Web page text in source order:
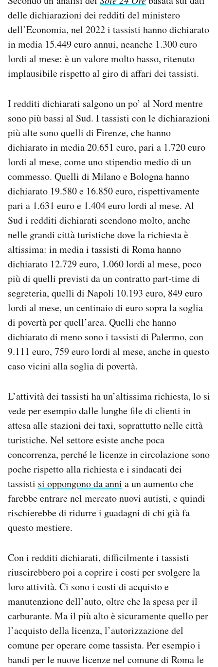
AREA PERSONALE
Area Personale
Notifiche mobile
Hai bisogno di aiuto?
Esci
delle dichiarazioni dei redditi del ministero
dell’Economia, nel 2022 i tassisti hanno dichiarato
in media 15.449 euro annui, neanche 1.300 euro
lordi al mese: è un valore molto basso, ritenuto
implausibile rispetto al giro di affari dei tassisti.
I redditi dichiarati salgono un po’ al Nord mentre
sono più bassi al Sud. I tassisti con le dichiarazioni
più alte sono quelli di Firenze, che hanno
dichiarato in media 20.651 euro, pari a 1.720 euro
lordi al mese, come uno stipendio medio di un
commesso. Quelli di Milano e Bologna hanno
dichiarato 19.580 e 16.850 euro, rispettivamente
pari a 1.631 euro e 1.404 euro lordi al mese. Al
Sud i redditi dichiarati scendono molto, anche
nelle grandi città turistiche dove la richiesta è
altissima: in media i tassisti di Roma hanno
dichiarato 12.729 euro, 1.060 lordi al mese, poco
più di quelli previsti da un contratto part-time di
segreteria, quelli di Napoli 10.193 euro, 849 euro
lordi al mese, un centinaio di euro sopra la soglia
di povertà per quell’area. Quelli che hanno
dichiarato di meno sono i tassisti di Palermo, con
9.111 euro, 759 euro lordi al mese, anche in questo
caso vicini alla soglia di povertà.
L’attività dei tassisti ha un’altissima richiesta, lo si
vede per esempio dalle lunghe file di clienti in
attesa alle stazioni dei taxi, soprattutto nelle città
turistiche. Nel settore esiste anche poca
concorrenza, perché le licenze in circolazione sono
poche rispetto alla richiesta e i sindacati dei
tassisti si oppongono da anni a un aumento che
farebbe entrare nel mercato nuovi autisti, e quindi
rischierebbe di ridurre i guadagni di chi già fa
questo mestiere.
Con i redditi dichiarati, difficilmente i tassisti
riuscirebbero poi a coprire i costi per svolgere la
loro attività. Ci sono i costi di acquisto e
manutenzione dell’auto, oltre che la spesa per il
carburante. Ma il più alto è sicuramente quello per
l’acquisto della licenza, l’autorizzazione del
comune per operare come tassista. Per esempio i
bandi per le nuove licenze nel comune di Roma le